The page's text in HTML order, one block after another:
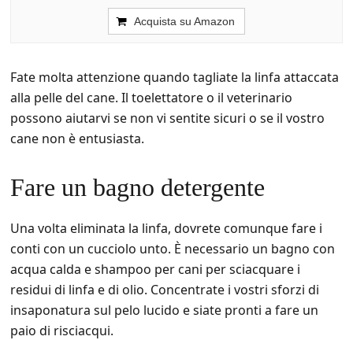
Acquista su Amazon
Fate molta attenzione quando tagliate la linfa attaccata
alla pelle del cane. Il toelettatore o il veterinario
possono aiutarvi se non vi sentite sicuri o se il vostro
cane non è entusiasta.
Fare un bagno detergente
Una volta eliminata la linfa, dovrete comunque fare i
conti con un cucciolo unto. È necessario un bagno con
acqua calda e shampoo per cani per sciacquare i
residui di linfa e di olio. Concentrate i vostri sforzi di
insaponatura sul pelo lucido e siate pronti a fare un
paio di risciacqui.